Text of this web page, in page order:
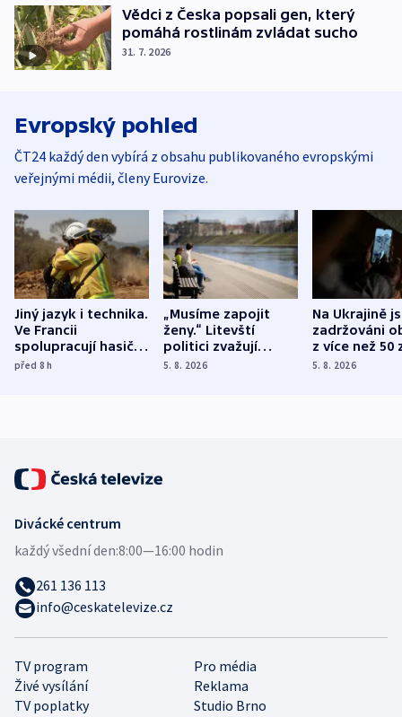
Vědci z Česka popsali gen, který
pomáhá rostlinám zvládat sucho
31. 7. 2026
Evropský pohled
ČT24 každý den vybírá z obsahu publikovaného evropskými
veřejnými médii, členy Eurovize.
Jiný jazyk i technika.
Ve Francii
spolupracují hasiči z
různých zemí
před 8h
„Musíme zapojit
ženy.“ Litevští
politici zvažují
dohodu o
5. 8. 2026
Na Ukrajině
zadržováni
z více než 50
Bojovali na
5. 8. 2026
TV program
Pro média
Živé vysílání
Reklama
TV poplatky
Studio Brno
Divácké centrum
každý všední den:8:00—16:00 hodin
261 136 113
info@ceskatelevize.cz